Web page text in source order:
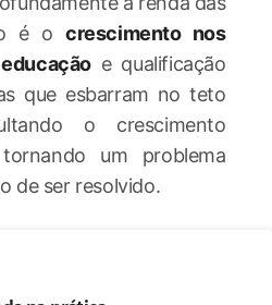
é o crescimento nos
e qualificação
que esbarram no teto
o crescimento
um problema
de ser resolvido.